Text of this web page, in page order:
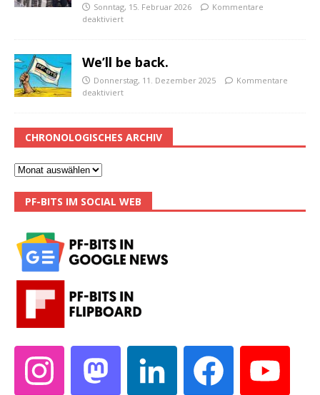
Sonntag, 15. Februar 2026
Kommentare
deaktiviert
We’ll be back.
Donnerstag, 11. Dezember 2025
Kommentare
deaktiviert
CHRONOLOGISCHES ARCHIV
PF-BITS IM SOCIAL WEB